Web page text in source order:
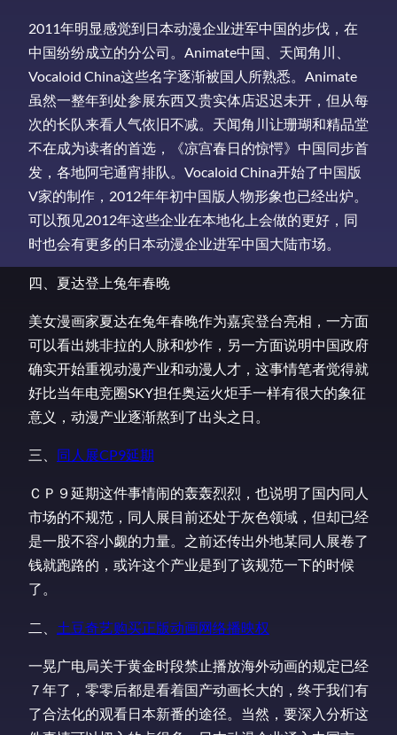
2011年明显感觉到日本动漫企业进军中国的步伐，在
中国纷纷成立的分公司。Animate中国、天闻角川、
Vocaloid China这些名字逐渐被国人所熟悉。Animate
虽然一整年到处参展东西又贵实体店迟迟未开，但从每
次的长队来看人气依旧不减。天闻角川让珊瑚和精品堂
不在成为读者的首选，《凉宫春日的惊愕》中国同步首
发，各地阿宅通宵排队。Vocaloid China开始了中国版
V家的制作，2012年年初中国版人物形象也已经出炉。
可以预见2012年这些企业在本地化上会做的更好，同
时也会有更多的日本动漫企业进军中国大陆市场。
四、夏达登上兔年春晚
美女漫画家夏达在兔年春晚作为嘉宾登台亮相，一方面
可以看出姚非拉的人脉和炒作，另一方面说明中国政府
确实开始重视动漫产业和动漫人才，这事情笔者觉得就
好比当年电竞圈SKY担任奥运火炬手一样有很大的象征
意义，动漫产业逐渐熬到了出头之日。
三、 同人展CP9延期
ＣＰ９延期这件事情闹的轰轰烈烈，也说明了国内同人
市场的不规范，同人展目前还处于灰色领域，但却已经
是一股不容小觑的力量。之前还传出外地某同人展卷了
钱就跑路的，或许这个产业是到了该规范一下的时候
了。
二、 土豆奇艺购买正版动画网络播映权
一晃广电局关于黄金时段禁止播放海外动画的规定已经
７年了，零零后都是看着国产动画长大的，终于我们有
了合法化的观看日本新番的途径。当然，要深入分析这